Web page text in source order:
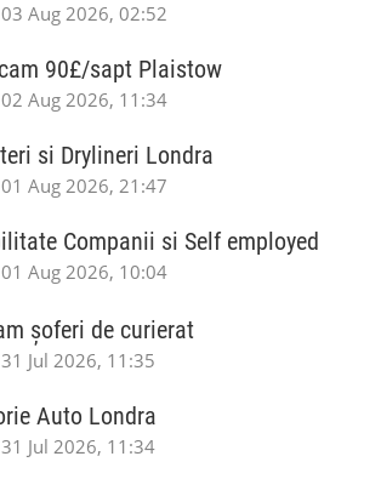
Aug 2026, 02:52
90£/sapt Plaistow
Aug 2026, 11:34
si Drylineri Londra
Aug 2026, 21:47
Companii si Self employed
Aug 2026, 10:04
șoferi de curierat
Jul 2026, 11:35
Auto Londra
Jul 2026, 11:34